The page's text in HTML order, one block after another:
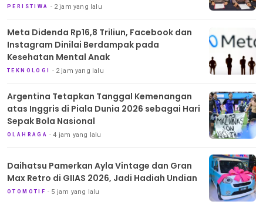
PERISTIWA 2 jam yang lalu
Meta Didenda Rp16,8 Triliun, Facebook dan
Instagram Dinilai Berdampak pada
Kesehatan Mental Anak
TEKNOLOGI 2 jam yang lalu
Argentina Tetapkan Tanggal Kemenangan
atas Inggris di Piala Dunia 2026 sebagai Hari
Sepak Bola Nasional
OLAHRAGA 4 jam yang lalu
Daihatsu Pamerkan Ayla Vintage dan Gran
Max Retro di GIIAS 2026, Jadi Hadiah Undian
OTOMOTIF 5 jam yang lalu